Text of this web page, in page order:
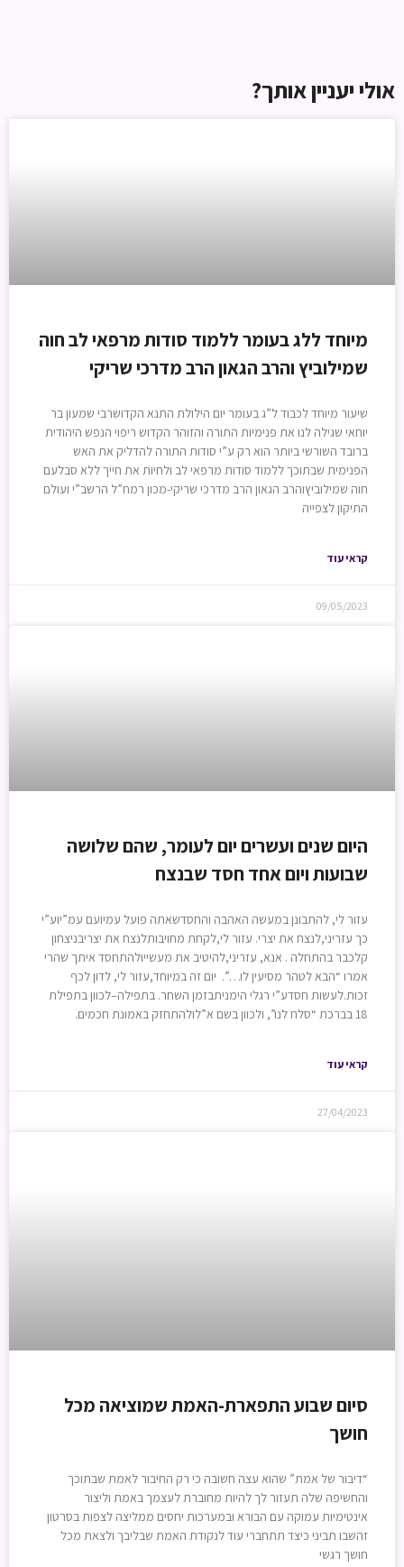
אולי יעניין אותך?
מיוחד ללג בעומר ללמוד סודות מרפאי לב חוה
שמילוביץ והרב הגאון הרב מדרכי שריקי
שיעור מיוחד לכבוד ל”ג בעומר יום הילולת התנא הקדושרבי שמעון בר
יוחאי שגילה לנו את פנימיות התורה והזוהר הקדוש ריפוי הנפש היהודית
ברובד השורשי ביותר הוא רק ע”י סודות התורה להדליק את האש
הפנימית שבתוכך ללמוד סודות מרפאי לב ולחיות את חייך ללא סבלעם
חוה שמילוביץוהרב הגאון הרב מדרכי שריקי-מכון רמח”ל הרשב”י ועולם
התיקון לצפייה
קראי עוד
09/05/2023
היום שנים ועשרים יום לעומר, שהם שלושה
שבועות ויום אחד חסד שבנצח
עזור לי, להתבונן במעשה האהבה והחסדשאתה פועל עמיועם עמ”יוע”י
כך עזריני,לנצח את יצרי. עזור לי,לקחת מחויבותלנצח את יצריבניצחון
קלכבר בהתחלה . אנא, עזריני,להיטיב את מעשייולהתחסד איתך שהרי
אמרו “הבא לטהר מסיעין לו…”. יום זה במיוחד,עזור לי, לדון לכף
זכות.לעשות חסדע”י רגלי הימניתבזמן השחר. בתפילה–לכוון בתפילת
18 בברכת “סלח לנו”, ולכוון בשם א”לולהתחזק באמונת חכמים.
קראי עוד
27/04/2023
סיום שבוע התפארת-האמת שמוציאה מכל
חושך
“דיבור של אמת” שהוא עצה חשובה כי רק החיבור לאמת שבתוכך
והחשיפה שלה תעזור לך להיות מחוברת לעצמך באמת וליצור
אינטימיות עמוקה עם הבורא ובמערכות יחסים ממליצה לצפות בסרטון
זהשבו תביני כיצד תתחברי עוד לנקודת האמת שבליבך ולצאת מכל
חושך רגשי